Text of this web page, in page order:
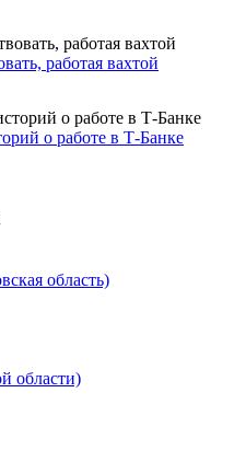
работая вахтой
о работе в Т-Банке
область)
области)